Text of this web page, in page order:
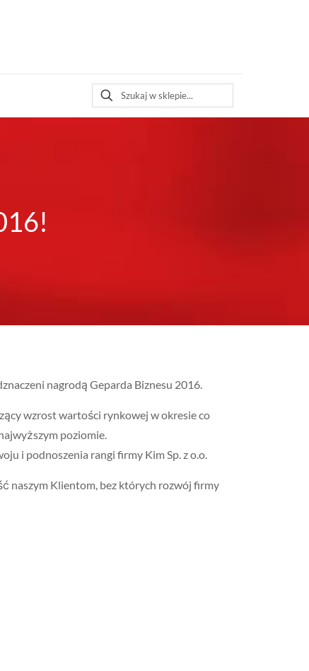
nagrodą Geparda Biznesu 2016.
wzrost wartości rynkowej w okresie co
poziomie.
i podnoszenia rangi firmy Kim Sp. z o.o.
naszym Klientom, bez których rozwój firmy